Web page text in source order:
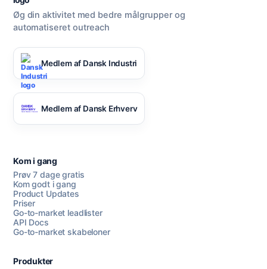
Øg din aktivitet med bedre målgrupper og
automatiseret outreach
Medlem af Dansk Industri
Medlem af Dansk Erhverv
Kom i gang
Prøv 7 dage gratis
Kom godt i gang
Product Updates
Priser
Go-to-market leadlister
API Docs
Go-to-market skabeloner
Produkter